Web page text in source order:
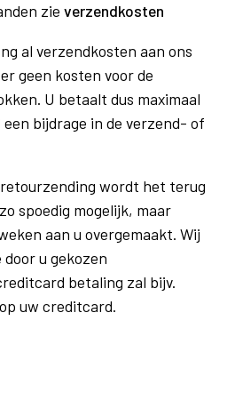
zie verzendkosten
al verzendkosten aan ons
geen kosten voor de
U betaalt dus maximaal
bijdrage in de verzend- of
wordt het terug
spoedig mogelijk, maar
aan u overgemaakt. Wij
u gekozen
betaling zal bijv.
uw creditcard.